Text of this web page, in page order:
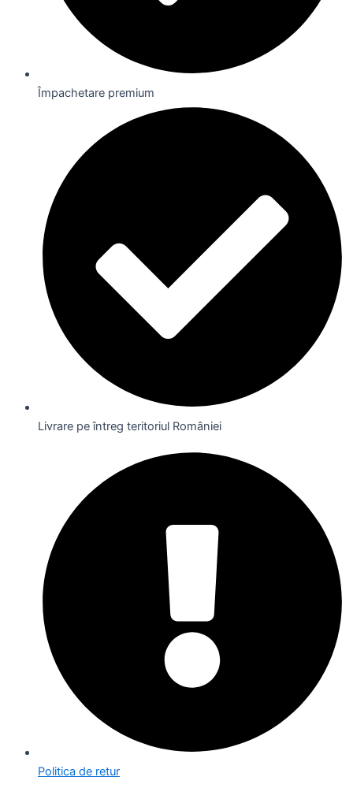
Împachetare premium
Livrare pe întreg teritoriul României
Politica de retur